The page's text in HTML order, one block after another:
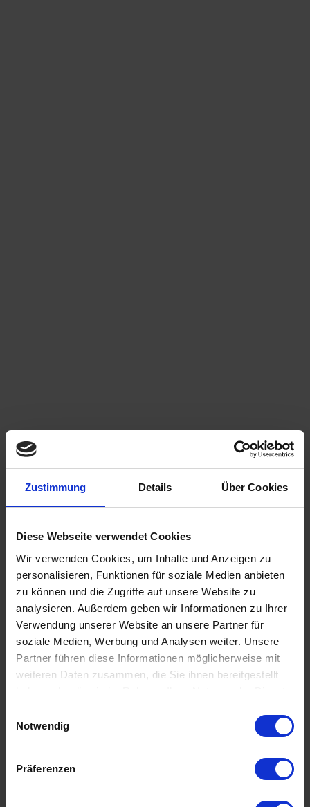
Zustimmung Details Über Cookies
Diese Webseite verwendet Cookies
Wir verwenden Cookies, um Inhalte und Anzeigen zu
personalisieren, Funktionen für soziale Medien anbieten
zu können und die Zugriffe auf unsere Website zu
analysieren. Außerdem geben wir Informationen zu Ihrer
Verwendung unserer Website an unsere Partner für
soziale Medien, Werbung und Analysen weiter. Unsere
Partner führen diese Informationen möglicherweise mit
weiteren Daten zusammen, die Sie ihnen bereitgestellt
haben oder die sie im Rahmen Ihrer Nutzung der Dienste
Notwendig
Präferenzen
Wir bringen
dein
Unternehmen